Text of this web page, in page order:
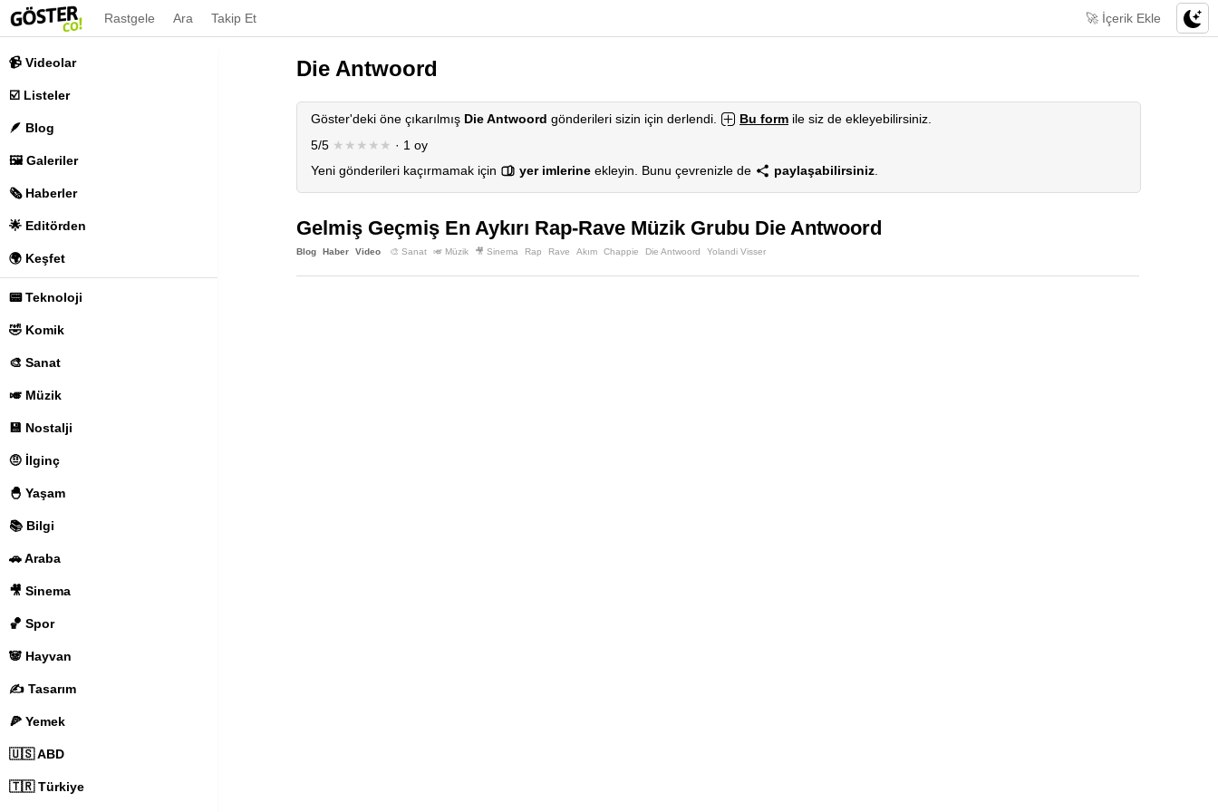
📹 Videolar
☑️ Listeler
🪶 Blog
🖼️ Galeriler
🗞️ Haberler
🌟 Editörden
🌍 Keşfet
📟 Teknoloji
🤣 Komik
🎨 Sanat
🎺 Müzik
💾 Nostalji
🤨 İlginç
🐣 Yaşam
📚 Bilgi
🚗 Araba
🎥 Sinema
🏀 Spor
🐼 Hayvan
✍️ Tasarım
🍕 Yemek
🇺🇸 ABD
🇹🇷 Türkiye
Rastgele Ara Takip Et 🚀 İçerik Ekle
Die Antwoord
Göster'deki öne çıkarılmış Die Antwoord gönderileri sizin için derlendi. Bu form ile siz de ekleyebilirsiniz.
5/5 ★★★★★ · 1 oy
Yeni gönderileri kaçırmamak için
yer imlerine ekleyin. Bunu çevrenizle de paylaşabilirsiniz
Gelmiş Geçmiş En Aykırı Rap-Rave Müzik Grubu Die Antwoord
Blog Haber Video 🎨 Sanat 🎺 Müzik 🎥 Sinema Rap Rave Akım Chappie Die Antwoord Yolandi Visser